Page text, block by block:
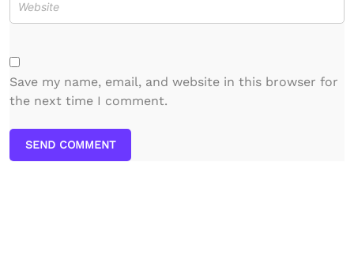
Save my name, email, and website in this browser for
the next time I comment.
SEND COMMENT